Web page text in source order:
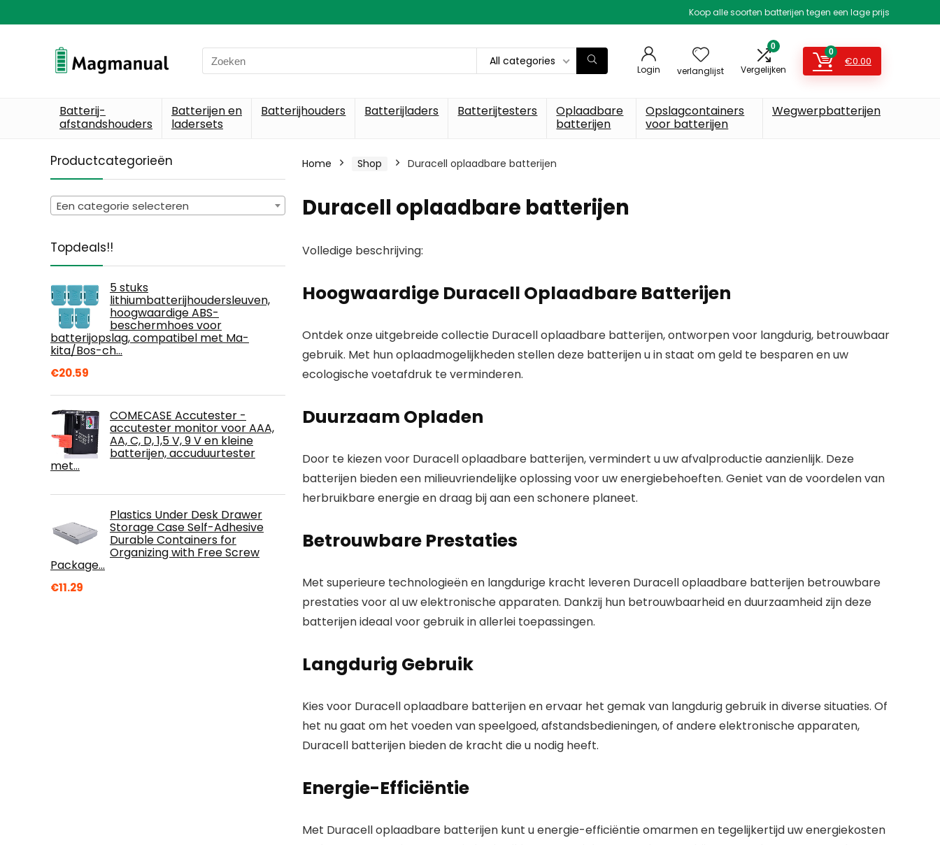
Koop alle soorten batterijen tegen een lage prijs
Search
for:
All categories
Login verlanglijst
0
Vergelijken
0
€0.00
Batterij-
afstandshouders
Batterijen en
ladersets
Batterijhouders Batterijladers Batterijtesters
Oplaadbare
batterijen
Opslagcontainers
voor batterijen
Wegwerpbatterijen
Productcategorieën
Een categorie selecteren
Topdeals!!
5 stuks
lithiumbatterijhoudersleuven,
hoogwaardige ABS-
beschermhoes voor
batterijopslag, compatibel met Ma-
kita/Bos-ch…
€20.59
COMECASE Accutester -
accutester monitor voor AAA,
AA, C, D, 1,5 V, 9 V en kleine
batterijen, accuduurtester
met…
Plastics Under Desk Drawer
Storage Case Self-Adhesive
Durable Containers for
Organizing with Free Screw
Package…
€11.29
Home Shop Duracell oplaadbare batterijen
Duracell oplaadbare batterijen
Volledige beschrijving:
Hoogwaardige Duracell Oplaadbare Batterijen
Ontdek onze uitgebreide collectie Duracell oplaadbare batterijen, ontworpen voor langdurig, betrouwbaar
gebruik. Met hun oplaadmogelijkheden stellen deze batterijen u in staat om geld te besparen en uw
ecologische voetafdruk te verminderen.
Duurzaam Opladen
Door te kiezen voor Duracell oplaadbare batterijen, vermindert u uw afvalproductie aanzienlijk. Deze
batterijen bieden een milieuvriendelijke oplossing voor uw energiebehoeften. Geniet van de voordelen van
herbruikbare energie en draag bij aan een schonere planeet.
Betrouwbare Prestaties
Met superieure technologieën en langdurige kracht leveren Duracell oplaadbare batterijen betrouwbare
prestaties voor al uw elektronische apparaten. Dankzij hun betrouwbaarheid en duurzaamheid zijn deze
batterijen ideaal voor gebruik in allerlei toepassingen.
Langdurig Gebruik
Kies voor Duracell oplaadbare batterijen en ervaar het gemak van langdurig gebruik in diverse situaties. Of
het nu gaat om het voeden van speelgoed, afstandsbedieningen, of andere elektronische apparaten,
Duracell batterijen bieden de kracht die u nodig heeft.
Energie-Efficiëntie
Met Duracell oplaadbare batterijen kunt u energie-efficiëntie omarmen en tegelijkertijd uw energiekosten